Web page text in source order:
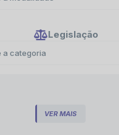
Legislação
VER MAIS